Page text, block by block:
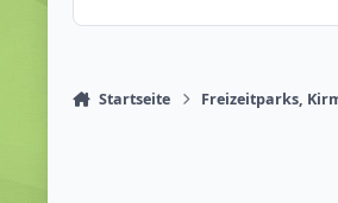
Startseite Freizeitparks,